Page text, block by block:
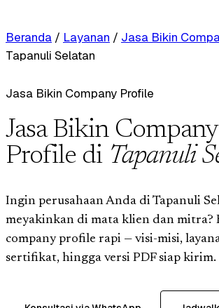
Beranda / Layanan / Jasa Bikin
Tapanuli Selatan
Jasa Bikin Company Profile
Jasa Bikin Company
Profile di Tapanuli
Ingin perusahaan Anda di Tapanuli
meyakinkan di mata klien dan mitra?
company profile rapi — visi-misi,
sertifikat, hingga versi PDF siap kirim.